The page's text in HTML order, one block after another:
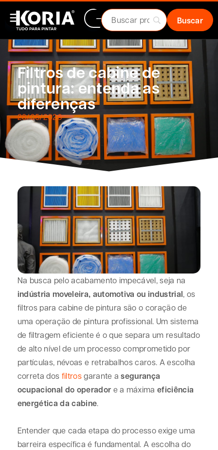
Filtros de cabine de
pintura: entenda as
diferenças
28/05/2026
Na busca pelo acabamento impecável, seja na
indústria moveleira, automotiva ou industrial, os
filtros para cabine de pintura são o coração de
uma operação de pintura profissional. Um sistema
de filtragem eficiente é o que separa um resultado
de alto nível de um processo comprometido por
partículas, névoas e retrabalhos caros. A escolha
correta dos filtrosgarante asegurança
ocupacional do operador e a máximaeficiência
energética da cabine.
Entender que cada etapa do processo exige uma
barreira específica é fundamental. A escolha do